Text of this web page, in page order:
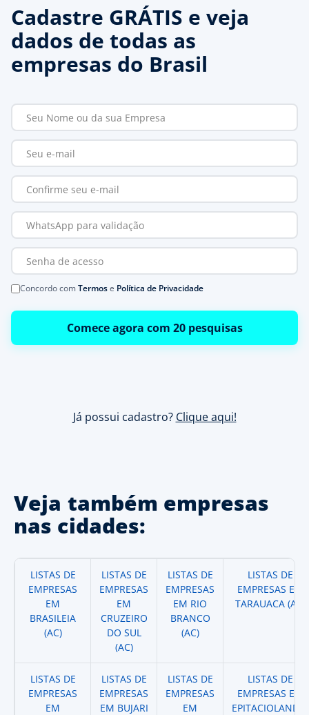
Cadastre GRÁTIS e veja
dados de todas as
empresas do Brasil
Concordo comTermose Política de Privacidade
Comece agora com 20 pesquisas
Já possui cadastro? Clique aqui!
Veja também empresas
nas cidades:
LISTAS DE
EMPRESAS
EM
BRASILEIA
(AC)
LISTAS DE
EMPRESAS
EM
CRUZEIRO
DO SUL
(AC)
LISTAS DE
EMPRESAS
EM RIO
BRANCO
(AC)
LISTAS DE
EMPRESAS EM
TARAUACA (AC)
LISTAS DE
EMPRESAS
EM
LISTAS DE
EMPRESAS
EM BUJARI
LISTAS DE
EMPRESAS
EM
LISTAS DE
EMPRESAS EM
EPITACIOLANDIA